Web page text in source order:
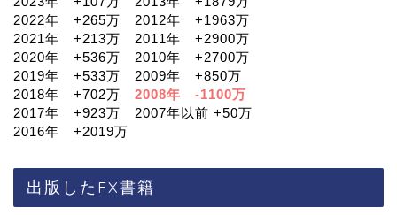
2022年 +265万 2012年 +1963万
2021年 +213万 2011年 +2900万
2020年 +536万 2010年 +2700万
2019年 +533万 2009年 +850万
2018年 +702万 2008年 -1100万
2017年 +923万 2007年以前 +50万
2016年 +2019万
出版したFX書籍